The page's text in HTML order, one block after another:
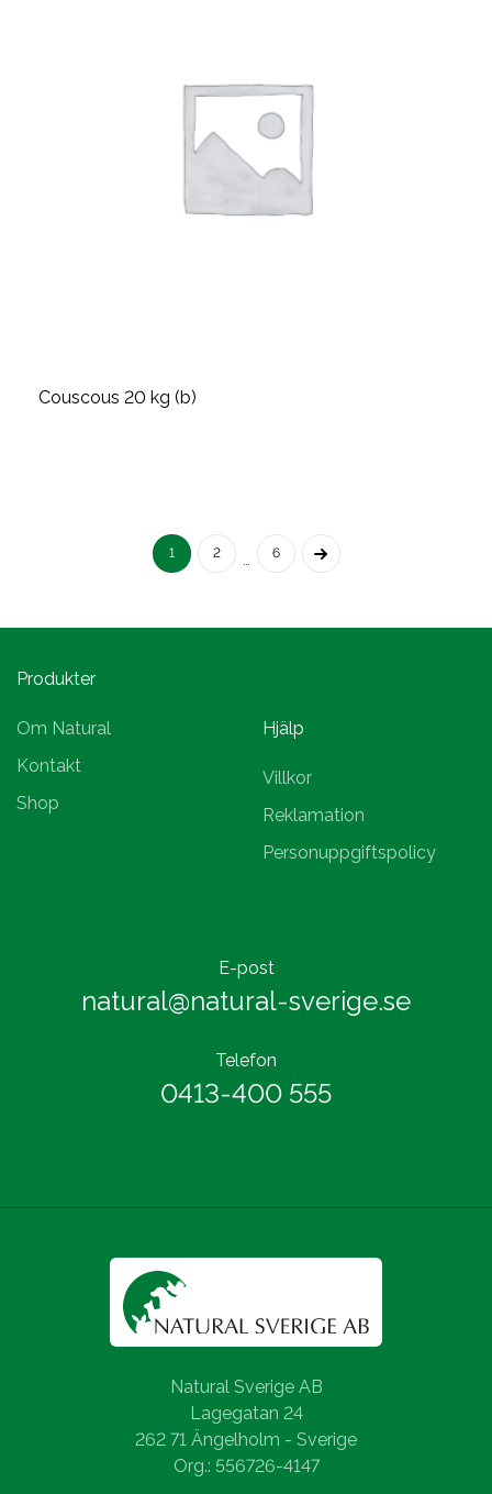
Couscous 20 kg (b)
1 2 … 6
Produkter
Om Natural
Kontakt
Shop
Hjälp
Villkor
Reklamation
Personuppgiftspolicy
E-post
natural@natural-sverige.se
Telefon
0413-400 555
Natural Sverige AB
Lagegatan 24
262 71 Ängelholm - Sverige
Org.: 556726-4147